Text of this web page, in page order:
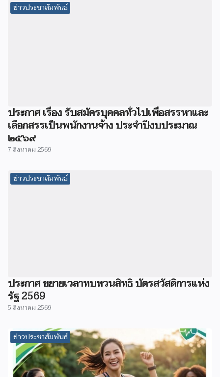
ข่าวประชาสัมพันธ์
ประกาศ เรื่อง รับสมัครบุคคลทั่วไปเพื่อสรรหาและ
เลือกสรรเป็นพนักงานจ้าง ประจำปีงบประมาณ
๒๕๖๙
7 สิงหาคม 2569
ข่าวประชาสัมพันธ์
ประกาศ ขยายเวลาทบทวนสิทธิ บัตรสวัสดิการแห่ง
รัฐ 2569
5 สิงหาคม 2569
ข่าวประชาสัมพันธ์